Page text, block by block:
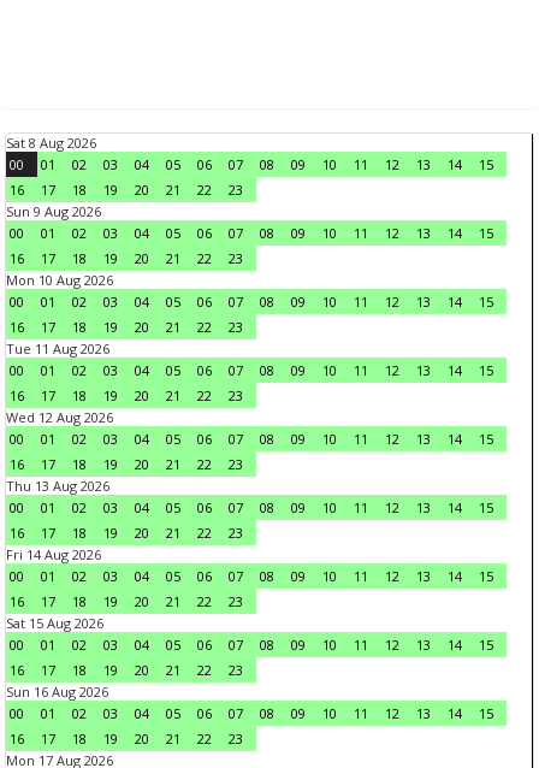
Sat 8 Aug 2026
00
01 02 03 04 05 06 07 08 09 10 11 12 13 14
15
16
17 18 19 20 21 22
23
Sun 9 Aug 2026
00
01 02 03 04 05 06 07 08 09 10 11 12 13 14
15
16
17 18 19 20 21 22
23
Mon 10 Aug 2026
00
01 02 03 04 05 06 07 08 09 10 11 12 13 14
15
16
17 18 19 20 21 22
23
Tue 11 Aug 2026
00
01 02 03 04 05 06 07 08 09 10 11 12 13 14
15
16
17 18 19 20 21 22
23
Wed 12 Aug 2026
00
01 02 03 04 05 06 07 08 09 10 11 12 13 14
15
16
17 18 19 20 21 22
23
Thu 13 Aug 2026
00
01 02 03 04 05 06 07 08 09 10 11 12 13 14
15
16
17 18 19 20 21 22
23
Fri 14 Aug 2026
00
01 02 03 04 05 06 07 08 09 10 11 12 13 14
15
16
17 18 19 20 21 22
23
Sat 15 Aug 2026
00
01 02 03 04 05 06 07 08 09 10 11 12 13 14
15
16
17 18 19 20 21 22
23
Sun 16 Aug 2026
00
01 02 03 04 05 06 07 08 09 10 11 12 13 14
15
16
17 18 19 20 21 22
23
Mon 17 Aug 2026